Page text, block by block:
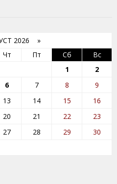
2026 »
Чт Пт Сб
Вс
1
2
6 7 8
9
13 14 15
16
20 21 22
23
27 28 29
30